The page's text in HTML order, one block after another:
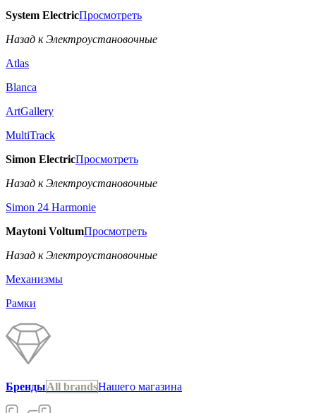
System ElectricПросмотреть
Назад к Электроустановочные
Atlas
Blanca
ArtGallery
MultiTrack
Simon ElectricПросмотреть
Назад к Электроустановочные
Simon 24 Harmonie
Maytoni VoltumПросмотреть
Назад к Электроустановочные
Механизмы
Рамки
БрендыAll brandsНашего магазина